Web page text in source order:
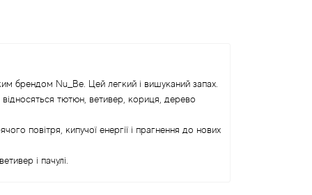
брендом Nu_Be. Цей легкий і вишуканий запах.
тютюн, ветивер, кориця, дерево
повітря, кипучої енергії і прагнення до нових
і пачулі.